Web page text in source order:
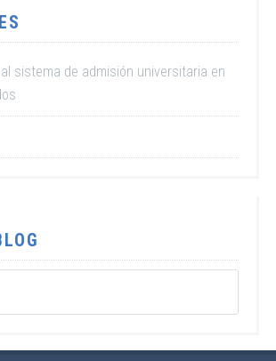
sistema de admisión universitaria en